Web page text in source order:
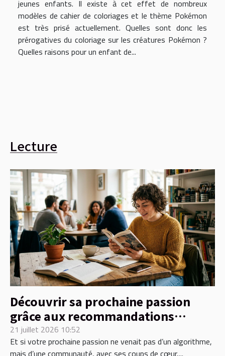
jeunes enfants. Il existe à cet effet de nombreux
modèles de cahier de coloriages et le thème Pokémon
est très prisé actuellement. Quelles sont donc les
prérogatives du coloriage sur les créatures Pokémon ?
Quelles raisons pour un enfant de...
Lecture
Découvrir sa prochaine passion
grâce aux recommandations
communautaires
21 juillet 2026 10:52
Et si votre prochaine passion ne venait pas d’un algorithme,
mais d’une communauté, avec ses coups de cœur,...